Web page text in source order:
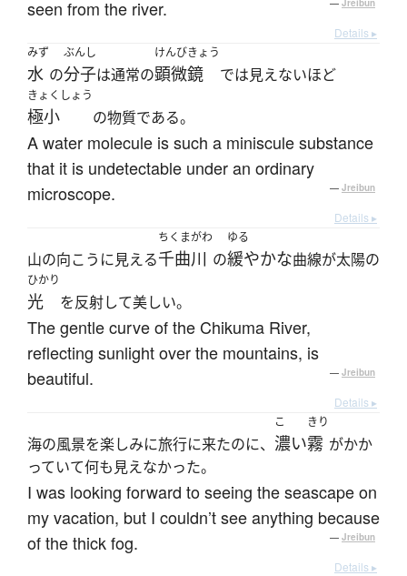
seen from the river. — Jreibun
Details ▸
みず
水 の
ぶんし
分子は通常の
けんびきょう
顕微鏡 では見えないほど
きょくしょう
極小 の物質である。
A water molecule is such a miniscule substance
that it is undetectable under an ordinary
microscope.
— Jreibun
Details ▸
山の向こうに見える
ちくまがわ
千曲川 の
ゆる
緩やかな曲線が太陽の
ひかり
光 を反射して美しい。
The gentle curve of the Chikuma River,
reflecting sunlight over the mountains, is
beautiful.
— Jreibun
Details ▸
海の風景を楽しみに旅行に来たのに、
こ
濃い
きり
霧 がかか
っていて何も見えなかった。
I was looking forward to seeing the seascape on
my vacation, but I couldn’t see anything because
of the thick fog.
— Jreibun
Details ▸